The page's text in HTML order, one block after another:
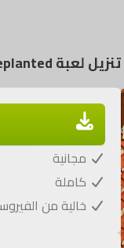
تنزيل لعبة Plants vs. Zombies: Replanted
مجانية
كاملة
خالية من